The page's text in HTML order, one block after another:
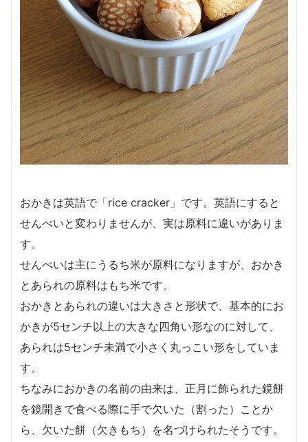
おかきは英語で「rice cracker」です。英語にすると
せんべいと変わりませんが、実は原料に違いがありま
す。
せんべいは主にうるち米が原料になりますが、おかき
とあられの原料はもち米です。
おかきとあられの違いは大きさと形状で、基本的にお
かきが5センチ以上の大きな四角い形なのに対して、
あられは5センチ未満で小さく丸っこい形をしていま
す。
ちなみにおかきの名前の由来は、正月に飾られた鏡餅
を鏡開きで食べる際に手で欠いた（割った）ことか
ら、欠いた餅（欠きもち）を名づけられたそうです。